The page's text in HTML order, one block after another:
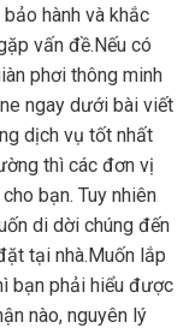
hành và khắc
vấn đề.Nếu có
phơi thông minh
ngay dưới bài viết
dịch vụ tốt nhất
thì các đơn vị
bạn. Tuy nhiên
di dời chúng đến
tại nhà.Muốn lắp
bạn phải hiểu được
nào, nguyên lý